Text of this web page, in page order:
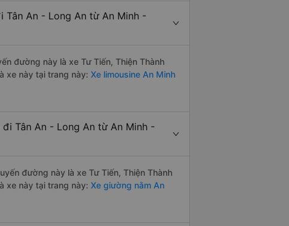
Tân An - Long An từ An Minh -
đường này là xe Tư Tiến, Thiện Thành
xe này tại trang này: Xe limousine An Minh
Tân An - Long An từ An Minh -
đường này là xe Tư Tiến, Thiện Thành
xe này tại trang này: Xe giường nằm An